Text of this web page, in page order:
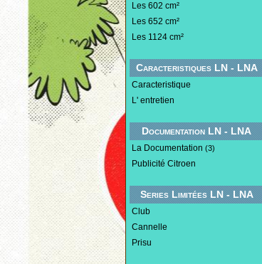
Les 602 cm²
Les 652 cm²
Les 1124 cm²
Caracteristiques LN - LNA
Caracteristique
L' entretien
Documentation LN - LNA
La Documentation (3)
Publicité Citroen
Series Limitées LN - LNA
Club
Cannelle
Prisu